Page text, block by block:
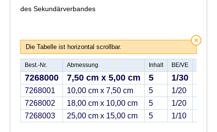
des Sekundärverbandes
Die Tabelle ist horizontal scrollbar.
Best.-Nr. Abmessung Inhalt BE/VE
7268000 7,50 cm x 5,00 cm 5 1/30
7268001 10,00 cm x 7,50 cm 5 1/20
7268002
18,00 cm x 10,00 cm 5 1/20
7268003
25,00 cm x 15,00 cm 5 1/10